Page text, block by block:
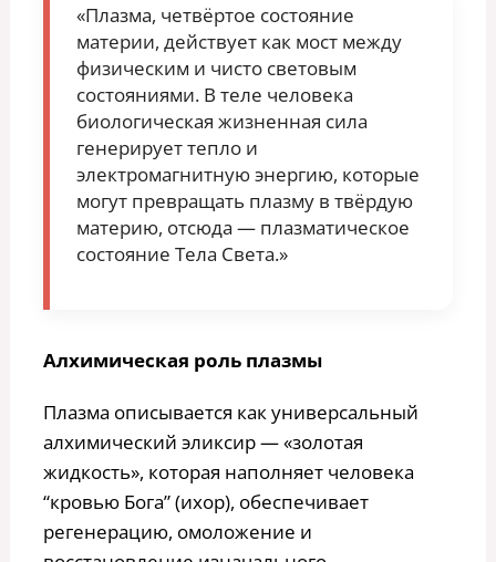
«Плазма, четвёртое состояние
материи, действует как мост между
физическим и чисто световым
состояниями. В теле человека
биологическая жизненная сила
генерирует тепло и
электромагнитную энергию, которые
могут превращать плазму в твёрдую
материю, отсюда — плазматическое
состояние Тела Света.»
Алхимическая роль плазмы
Плазма описывается как универсальный
алхимический эликсир — «золотая
жидкость», которая наполняет человека
“кровью Бога” (ихор), обеспечивает
регенерацию, омоложение и